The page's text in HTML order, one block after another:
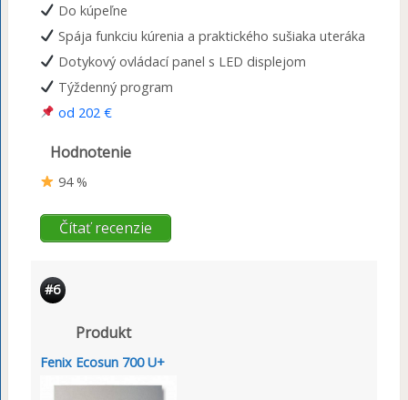
Do kúpeľne
Spája funkciu kúrenia a praktického sušiaka uteráka
Dotykový ovládací panel s LED displejom
Týždenný program
od 202 €
Hodnotenie
94 %
Čítať recenzie
#6
Produkt
Fenix Ecosun 700 U+